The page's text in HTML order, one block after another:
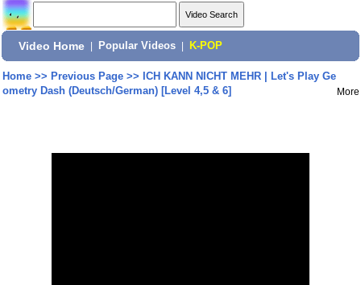
Video Home Popular Videos K-POP
Home>> Previous Page>> ICH KANN NICHT MEHR | Let's Play Ge
ometry Dash (Deutsch/German) [Level 4,5 & 6]
More